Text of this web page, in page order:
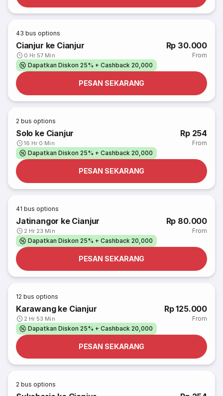
43 bus options
Cianjur ke Cianjur
0 Hr 57 Min
Rp 30.000
From
Dapatkan Diskon 25% + Cashback 20,000
PESAN SEKARANG
2 bus options
Solo ke Cianjur
16 Hr 0 Min
Rp 254
From
Dapatkan Diskon 25% + Cashback 20,000
PESAN SEKARANG
41 bus options
Jatinangor ke Cianjur
2 Hr 23 Min
Rp 80.000
From
Dapatkan Diskon 25% + Cashback 20,000
PESAN SEKARANG
12 bus options
Karawang ke Cianjur
2 Hr 53 Min
Rp 125.000
From
Dapatkan Diskon 25% + Cashback 20,000
PESAN SEKARANG
2 bus options